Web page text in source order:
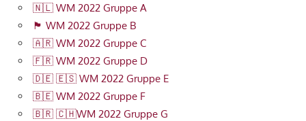
🇳🇱 WM 2022 Gruppe A
🏴󠁧󠁢󠁥󠁮󠁧󠁿 WM 2022 Gruppe B
🇦🇷 WM 2022 Gruppe C
🇫🇷 WM 2022 Gruppe D
🇩🇪 🇪🇸 WM 2022 Gruppe E
🇧🇪 WM 2022 Gruppe F
🇧🇷 🇨🇭WM 2022 Gruppe G